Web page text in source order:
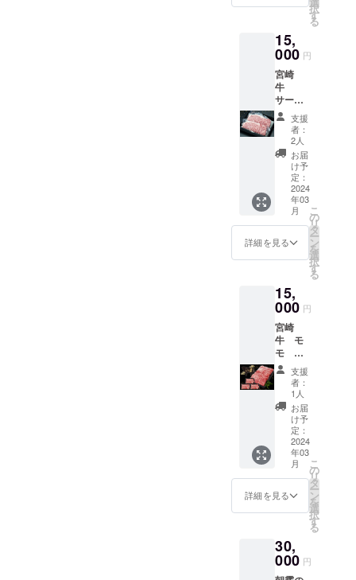
売酒類
有する
酒屋
momと
いうお
店から
直送し
ます。
（通知
書文書
番号：
荏法第
150号）
後タイ
ない
オール
マイ
ティな
スパー
クリン
グワイ
ンで
す。 通
信販売
酒類小
売業免
許を有
する酒
屋mom
お店か
ら直送
（通知
書文書
番号：
荏法第
150号）
り冷凍
保存で
30日
(朝霧の
こん
じょ敷
地内) 電
話：
0986-
38-
1129 発
送の際
は『ト
レーに
入った
状態』
を各種
化粧箱
に梱包
致しま
す。 ■
り冷凍
保存で
30日
択
す
る
15,
000 円
宮崎
牛
サーロ
インス
テーキ2
枚(1枚
200ｇ）
入り 都
城市の
おおが
た牧場
より
クール
便にて
発送し
ます。
限：出
荷日よ
り冷凍
保存で
30日。
〒885
0224 宮
崎県都
城市御
池町
5844-
47 (株)
おおが
た牧
場
0986-
33-
支援
者：
2人
お届
け予
定：
2024
年03
月
詳細を見る
こ
の
リ
タ
ー
ン
を
選
択
す
る
15,
000 円
宮崎
牛 モ
モ ウ
デ しゃ
ぶしゃ
ぶ､すき
焼き用
(250g×
３パッ
市のお
おがた
牧場よ
りクー
ル便に
て発送
す。 ■
賞味期
限：出
支援
者：
1人
お届
け予
定：
2024
年03
月
詳細を見る
こ
の
リ
タ
ー
ン
を
選
択
す
る
30,
000 円